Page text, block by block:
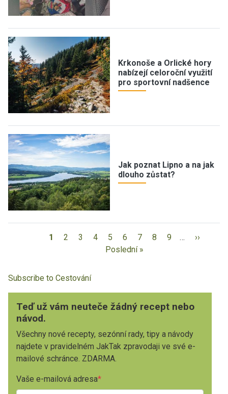
Krkonoše a Orlické hory
nabízejí celoroční využití
pro sportovní nadšence
Jak poznat Lipno a na jak
dlouho zůstat?
1 2 3 4 5 6 7 8 9 …
››
Poslední »
Subscribe to Cestování
Teď už vám neuteče žádný recept nebo
návod.
Všechny nové recepty, sezónní rady, tipy a návody
najdete v pravidelném JakTak zpravodaji ve své e-
mailové schránce. ZDARMA.
Vaše e-mailová adresa